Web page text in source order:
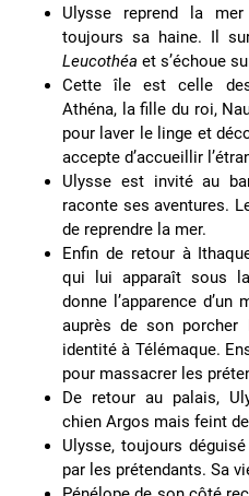
Ulysse reprend la
toujours sa haine. Il
Leucothéa et s’échoue
Cette île est celle
Athéna, la fille du roi,
pour laver le linge et
accepte d’accueillir
Ulysse est invité au
raconte ses aventures.
de reprendre la mer.
Enfin de retour à
qui lui apparaît sous
donne l’apparence d’un
auprès de son porcher
identité à Télémaque.
pour massacrer les
De retour au palais,
chien Argos mais feint
Ulysse, toujours
par les prétendants. Sa